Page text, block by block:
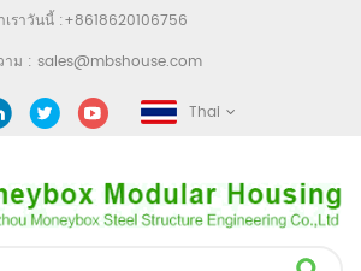
เราวันนี้ :+8618620106756
าม : sales@mbshouse.com
Thai